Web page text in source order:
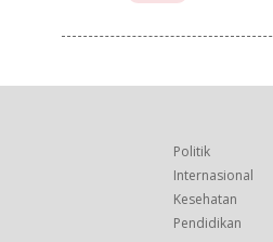
Politik
Internasional
Kesehatan
Pendidikan